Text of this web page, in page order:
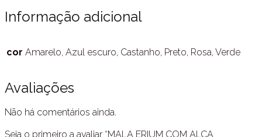
Informação adicional
cor Amarelo, Azul escuro, Castanho, Preto, Rosa, Verde
Avaliações
Não há comentários ainda.
Seja o primeiro a avaliar “MALA ERIUM COM ALÇA